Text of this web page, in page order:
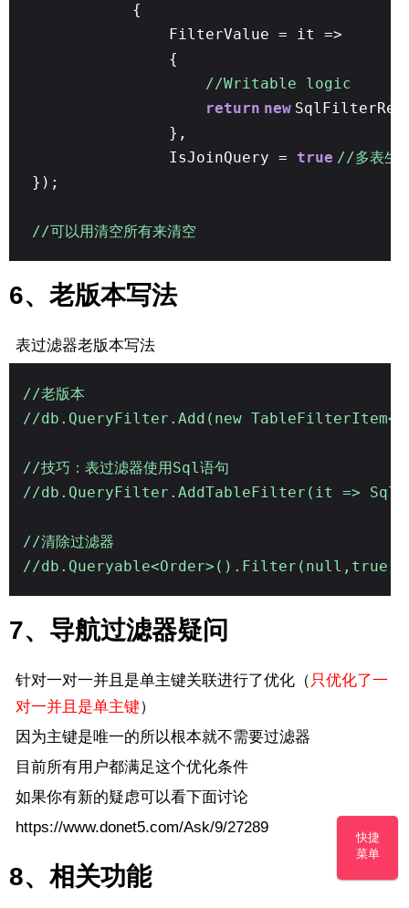
{
FilterValue = it =>
{
//Writable logic
return new
},
IsJoinQuery = true //多表生
});
//可以用清空所有来清空
6、老版本写法
表过滤器老版本写法
//老版本
//db.QueryFilter.Add(new
//技巧：表过滤器使用Sql语句
//db.QueryFilter.AddTableFilter(it =>
//清除过滤器
//
7、导航过滤器疑问
针对一对一并且是单主键关联进行了优化（ 只优化了一
对一并且是单主键）
因为主键是唯一的所以根本就不需要过滤器
目前所有用户都满足这个优化条件
如果你有新的疑虑可以看下面讨论
https://www.donet5.com/Ask/9/27289
8、相关功能
快捷
菜单